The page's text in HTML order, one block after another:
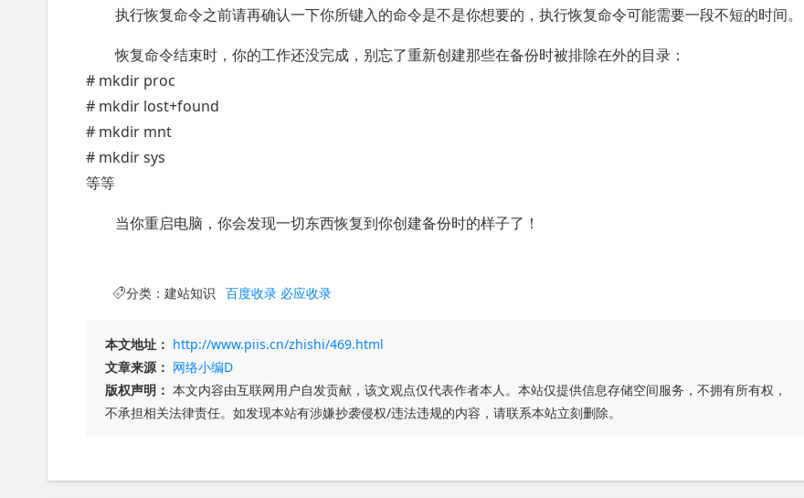
执行恢复命令之前请再确认一下你所键入的命令是不是你想要的，执行恢复命令可能需要一段不短的时间。
恢复命令结束时，你的工作还没完成，别忘了重新创建那些在备份时被排除在外的目录：
# mkdir proc
# mkdir lost+found
# mkdir mnt
# mkdir sys
等等
当你重启电脑，你会发现一切东西恢复到你创建备份时的样子了！
分类： 建站知识 百度收录 必应收录
本文地址： http://www.piis.cn/zhishi/469.html
文章来源： 网络小编D
版权声明： 本文内容由互联网用户自发贡献，该文观点仅代表作者本人。本站仅提供信息存储空间服务，不拥有所有权，
不承担相关法律责任。如发现本站有涉嫌抄袭侵权/违法违规的内容，请联系本站立刻删除。